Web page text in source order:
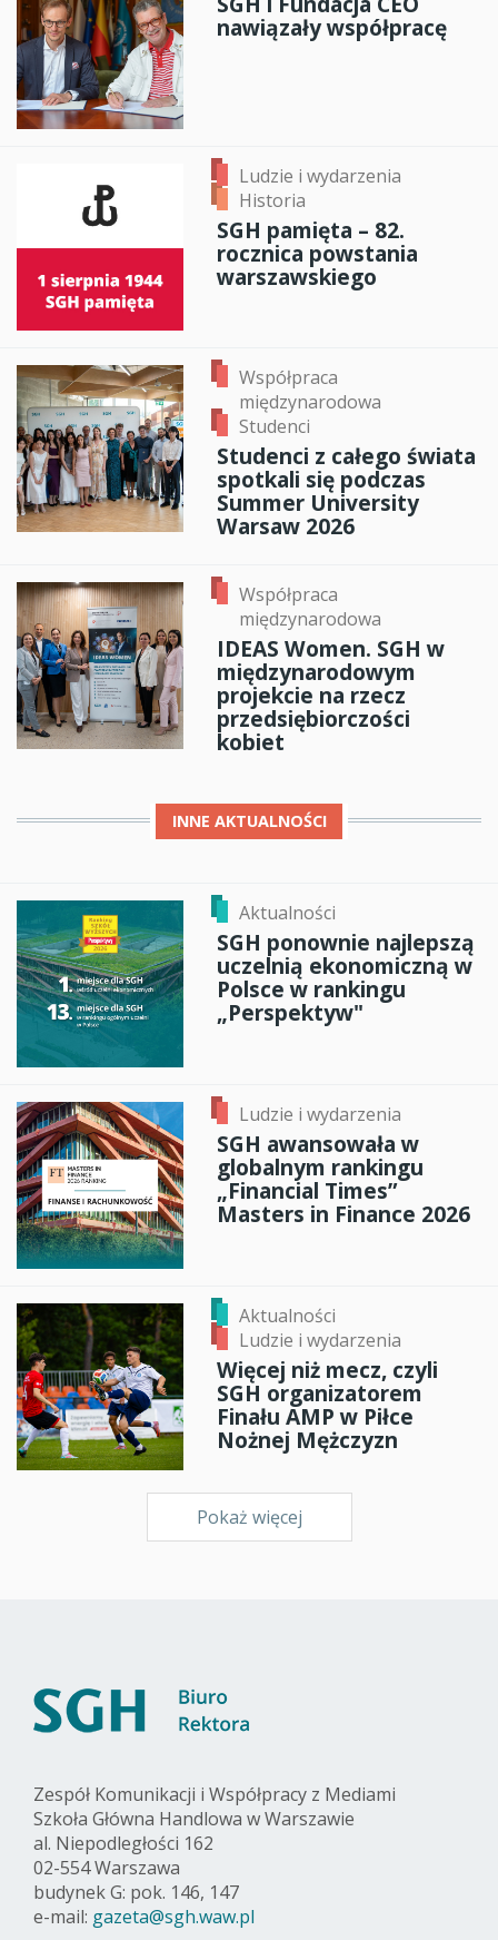
nawiązały współpracę
Ludzie i wydarzenia
Historia
SGH pamięta – 82.
rocznica powstania
warszawskiego
Współpraca
międzynarodowa
Studenci
Studenci z całego świata
spotkali się podczas
Summer University
Warsaw 2026
Współpraca
międzynarodowa
IDEAS Women. SGH w
międzynarodowym
projekcie na rzecz
przedsiębiorczości
kobiet
INNE AKTUALNOŚCI
Aktualności
SGH ponownie najlepszą
uczelnią ekonomiczną w
Polsce w rankingu
„Perspektyw"
Ludzie i wydarzenia
SGH awansowała w
globalnym rankingu
„Financial Times”
Masters in Finance 2026
Aktualności
Ludzie i wydarzenia
Więcej niż mecz, czyli
SGH organizatorem
Finału AMP w Piłce
Nożnej Mężczyzn
Pokaż więcej
Zespół Komunikacji i Współpracy z Mediami
Szkoła Główna Handlowa w Warszawie
al. Niepodległości 162
02-554 Warszawa
budynek G: pok. 146, 147
e-mail: gazeta@sgh.waw.pl